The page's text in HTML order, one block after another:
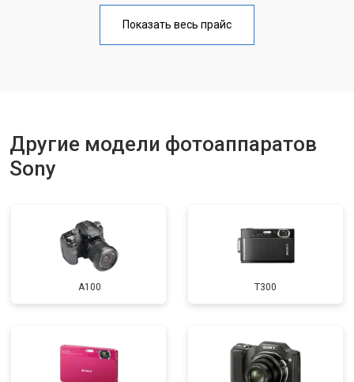
Чистка матрицы от 3100 ₽
Показать весь прайс
Другие модели фотоаппаратов
Sony
A100 T300